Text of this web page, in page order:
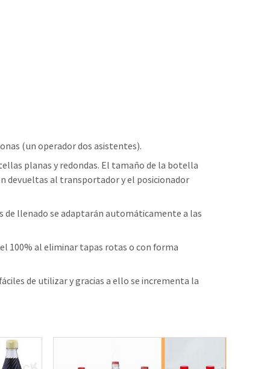
(un operador dos asistentes).
planas y redondas. El tamaño de la botella
devueltas al transportador y el posicionador
de llenado se adaptarán automáticamente a las
100% al eliminar tapas rotas o con forma
de utilizar y gracias a ello se incrementa la